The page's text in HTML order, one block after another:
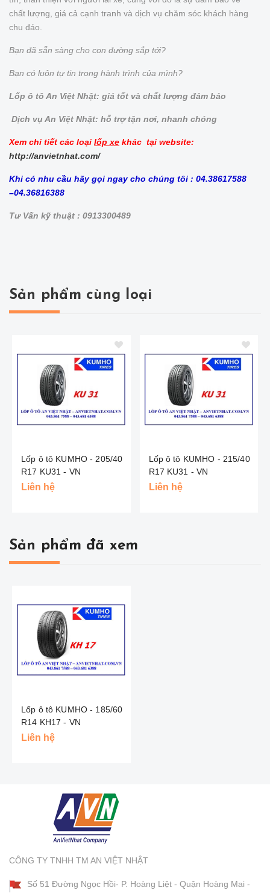
chất lượng, giá cả cạnh tranh và dịch vụ chăm sóc khách hàng
chu đáo.
Bạn đã sẵn sàng cho con đường sắp tới?
Bạn có luôn tự tin trong hành trình của mình?
Lốp ô tô An Việt Nhật: giá tốt và chất lượng đảm bảo
Dịch vụ An Việt Nhật: hỗ trợ tận nơi, nhanh chóng
Xem chi tiết các loại lốp xe khác tại website:
http://anvietnhat.com/
Khi có nhu cầu hãy gọi ngay cho chúng tôi : 04.38617588
–04.36816388
Tư Vấn kỹ thuật : 0913300489
Sản phẩm cùng loại
Lốp ô tô KUMHO - 205/40
R17 KU31 - VN
Liên hệ
Lốp ô tô KUMHO - 215/40
R17 KU31 - VN
Liên hệ
Sản phẩm đã xem
Lốp ô tô KUMHO - 185/60
R14 KH17 - VN
Liên hệ
CÔNG TY TNHH TM AN VIỆT NHẬT
Số 51 Đường Ngọc Hồi- P. Hoàng Liệt - Quận Hoàng Mai -